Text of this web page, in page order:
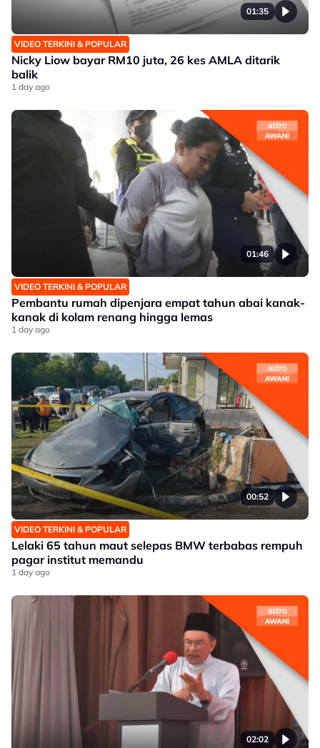
01:35
VIDEO TERKINI & POPULAR
Nicky Liow bayar RM10 juta, 26 kes AMLA ditarik
balik
1 day ago
01:46
VIDEO TERKINI & POPULAR
Pembantu rumah dipenjara empat tahun abai kanak-
kanak di kolam renang hingga lemas
1 day ago
00:52
VIDEO TERKINI & POPULAR
Lelaki 65 tahun maut selepas BMW terbabas rempuh
pagar institut memandu
1 day ago
02:02